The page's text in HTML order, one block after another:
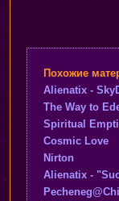
Похожие
Alienatix -
The Way to
Spiritual
Cosmic Love
Nirton
Alienatix -